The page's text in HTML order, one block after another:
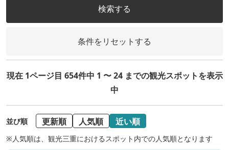
検索する
条件をリセットする
現在 1ページ目 654件中 1 〜 24 までの観光スポットを表示
中
並び順 更新順 人気順 近い順
※人気順は、観光三重におけるスポット内での人気順となります